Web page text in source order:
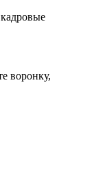
воронку,